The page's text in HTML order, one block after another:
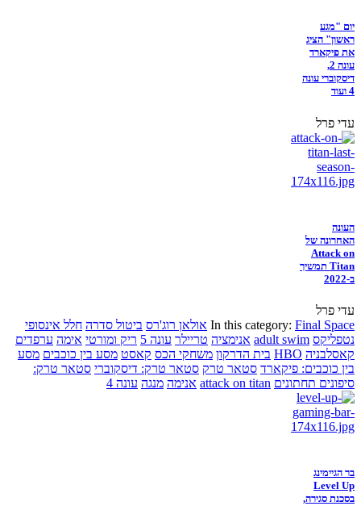
יום "מגע
ראשון" הציג
את פיקארד
עונה 2,
דיסקוברי עונה
4 ועוד
עדי פרל
העונה
האחרונה של
Attack on
Titan תמשיך
ב-2022
עדי פרל
In this category: Final Space אולאן רוג'רס ביטול סדרה חלל אינסופי
נטפליקס adult swim אנימציה טריילר עונה 5 ריק ומורטי אימה ערפדים
קאסלבניה HBO בית הדרקון משחקי הכס קאסט מסע בין כוכבים מסע
בין כוכבים: פיקארד סטאר טרק סטאר טרק: דיסקוברי סטאר טרק:
סיפונים תחתונים attack on titan אנימה מנגה עונה 4
בר הגיימינג
Level Up
בסכנת סגירה,